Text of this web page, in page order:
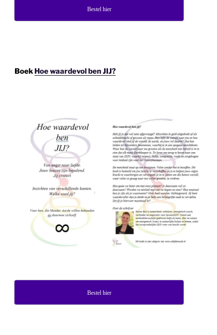
Bestel hier
Boek Hoe waardevol ben JIJ?
Bestel hier